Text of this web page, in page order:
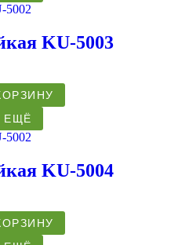
KU-5003
ЕЩЁ
KU-5004